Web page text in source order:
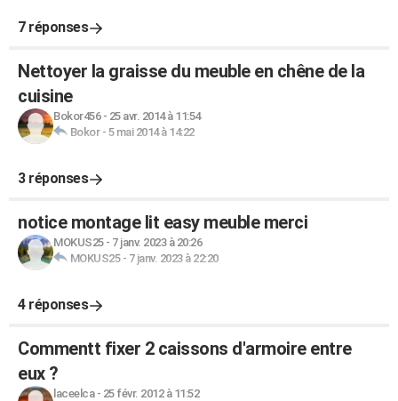
7 réponses
Nettoyer la graisse du meuble en chêne de la
cuisine
Bokor456- 25 avr. 2014 à 11:54
Bokor- 5 mai 2014 à 14:22
3 réponses
notice montage lit easy meuble merci
MOKUS25- 7 janv. 2023 à 20:26
MOKUS25- 7 janv. 2023 à 22:20
4 réponses
Commentt fixer 2 caissons d'armoire entre
eux ?
laceelca- 25 févr. 2012 à 11:52